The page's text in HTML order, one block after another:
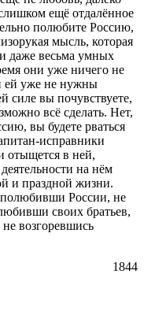
ещё отдалённое
полюбите Россию,
мысль, которая
даже весьма умных
они уже ничего не
ей уже не нужны
силе вы почувствуете,
всё сделать. Нет,
вы будете рваться
исправники
отыщется в ней,
на нём
и праздной жизни.
России, не
своих братьев,
возгоревшись
1844